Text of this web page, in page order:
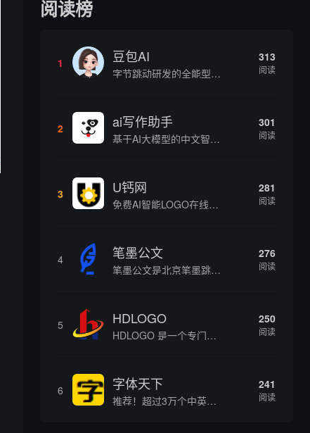
阅读榜
1 豆包AI
字节跳动研发的全能型AI智能助手，提供智能对话、知识问答、内容创作、学习办公等一站式AI服务
313
阅读
2 ai写作助手
基于AI大模型的中文智能写作工具，面向学生、自媒体、职场人士提供一站式文本创作服务 核心定位 AI写作助手是依托人工智能技术打造的创作辅助平台，专注中文文本生成与优化，帮助用户快速完成各类文案、文章、论文等内容创作，提升写作效率 核心功能 ...
301
阅读
3 U钙网
免费AI智能LOGO在线设计制作平台
281
阅读
4 笔墨公文
笔墨公文是北京笔墨跳动科技旗下垂直公文赛道 AIGC 创作平台，深耕体制公文专业场景，依托海量标准公文语料训练专属大模型。平台整合 AI 公文生成、全维度智能校对、范文库、实时更新素材库、标准化公文模板五大核心板块，兼顾公文快速撰写、文稿合...
276
阅读
5 HDLOGO
HDLOGO 是一个专门整理矢量标志和图标的网站，提供各类品牌和公司的矢量标志下载服务，主要面向设计师、营销人员和企业用户，帮他们获取高质量的品牌标识资源。
250
阅读
6 字体天下
推荐！超过3万个中英文字体免费下载
241
阅读